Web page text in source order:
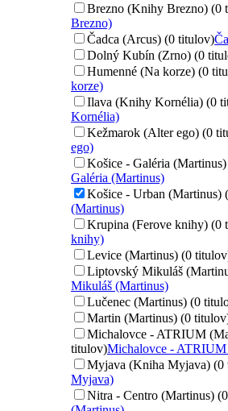
Brezno (Knihy Brezno) (0
Brezno)
Čadca (Arcus) (0 titulov)
Dolný Kubín (Zrno) (0
Humenné (Na korze) (0
korze)
Ilava (Knihy Kornélia) (0
Kornélia)
Kežmarok (Alter ego) (0
ego)
Košice - Galéria
Galéria (Martinus)
Košice - Urban (Martinus)
(Martinus)
Krupina (Ferove knihy) (0
knihy)
Levice (Martinus) (0
Liptovský Mikuláš
Mikuláš (Martinus)
Lučenec (Martinus) (0
Martin (Martinus) (0
Michalovce - ATRIUM
titulov)Michalovce -
Myjava (Kniha Myjava) (0
Myjava)
Nitra - Centro (Martinus)